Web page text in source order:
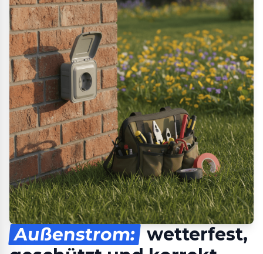
Außenstrom: wetterfest,